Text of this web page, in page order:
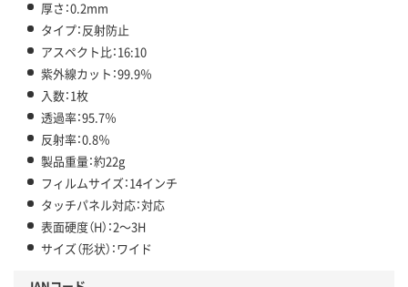
厚さ：0.2mm
タイプ：反射防止
アスペクト比：16:10
紫外線カット：99.9％
入数：1枚
透過率：95.7％
反射率：0.8％
製品重量：約22g
フィルムサイズ：14インチ
タッチパネル対応：対応
表面硬度（H）：2～3H
サイズ（形状）：ワイド